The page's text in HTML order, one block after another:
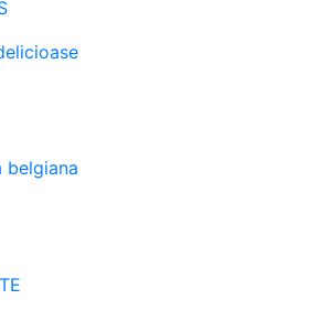
belgiana